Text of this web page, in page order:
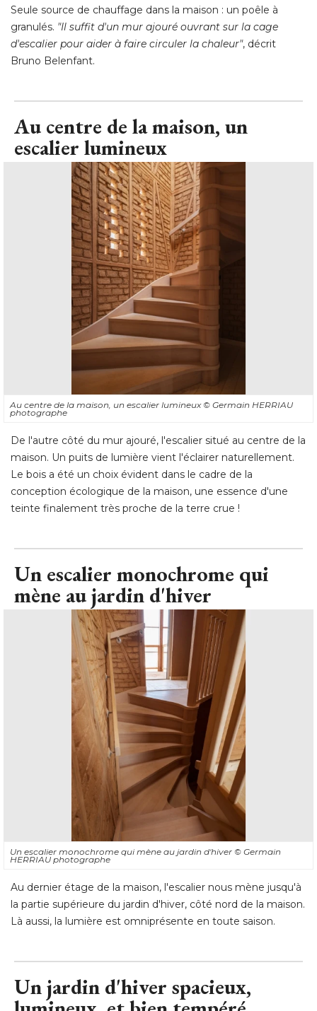
Seule source de chauffage dans la maison : un poêle à
granulés. "Il suffit d'un mur ajouré ouvrant sur la cage
d'escalier pour aider à faire circuler la chaleur", décrit
Bruno Belenfant.
Au centre de la maison, un
escalier lumineux
Au centre de la maison, un escalier lumineux© Germain HERRIAU
photographe
De l'autre côté du mur ajouré, l'escalier situé au centre de la
maison. Un puits de lumière vient l'éclairer naturellement.
Le bois a été un choix évident dans le cadre de la
conception écologique de la maison, une essence d'une
teinte finalement très proche de la terre crue !
Un escalier monochrome qui
mène au jardin d'hiver
Un escalier monochrome qui mène au jardin d'hiver © Germain
HERRIAU photographe
Au dernier étage de la maison, l'escalier nous mène jusqu'à
la partie supérieure du jardin d'hiver, côté nord de la maison.
Là aussi, la lumière est omniprésente en toute saison.
Un jardin d'hiver spacieux,